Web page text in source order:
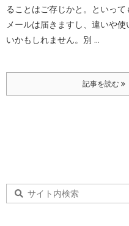
ることはご存じかと。
といっ
メールは届きますし、違いや
いかもしれません。 別 ...
記事を読む